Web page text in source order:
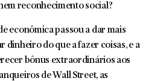
reconhecimento social?
econômica passou a dar mais
dinheiro do que a fazer coisas, e a
bônus extraordinários aos
de Wall Street, as